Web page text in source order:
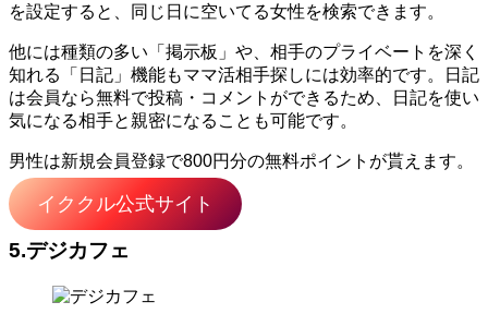
を設定すると、同じ日に空いてる女性を検索できます。
他には種類の多い「掲示板」や、相手のプライベートを深く
知れる「日記」機能もママ活相手探しには効率的です。日記
は会員なら無料で投稿・コメントができるため、日記を使い
気になる相手と親密になることも可能です。
男性は新規会員登録で800円分の無料ポイントが貰えます。
イククル公式サイト
5.デジカフェ